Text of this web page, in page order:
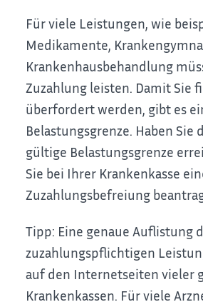
Für viele Leistungen, wie
Medikamente,
Krankenhausbehandlung
Zuzahlung leisten. Damit Sie
überfordert werden, gibt es
Belastungsgrenze. Haben Sie
gültige Belastungsgrenze
Sie bei Ihrer Krankenkasse
Zuzahlungsbefreiung
Tipp: Eine genaue Auflistung
zuzahlungspflichtigen
auf den Internetseiten vieler
Krankenkassen. Für viele